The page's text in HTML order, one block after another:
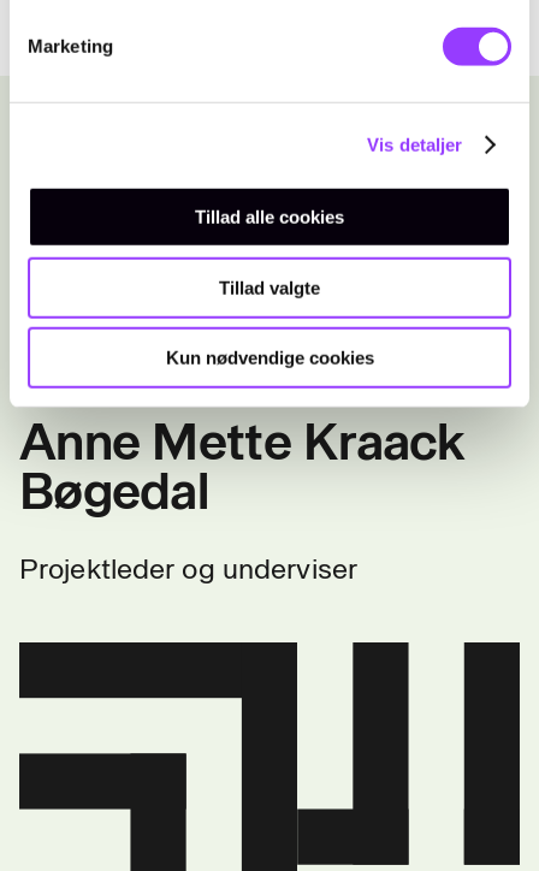
Marketing
Vis detaljer
Tillad alle cookies
Tillad valgte
Kun nødvendige cookies
Vil du vide mere om IGU på TEC? Så tøv
ikke med at kontakte os. Vi står klar til at
hjælpe og svare på spørgsmål.
KONTAKT
Anne Mette Kraack
Bøgedal
Projektleder og underviser